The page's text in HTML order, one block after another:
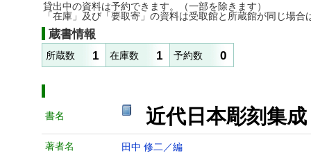
貸出中の資料は予約できます。（一部を除きます）
「在庫」及び「要取寄」の資料は受取館と所蔵館が同じ場合
蔵書情報
所蔵数 1 在庫数 1 予約数 0
書名 近代日本彫刻集
著者名 田中 修二／編